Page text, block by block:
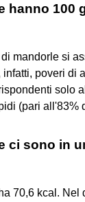
hanno 100
mandorle si
poveri di
solo
(pari all'83%
ci sono in
70,6 kcal. Nel